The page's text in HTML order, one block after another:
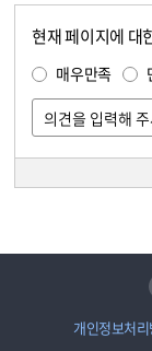
현재 페이지에 대
매우만족
개인정보처